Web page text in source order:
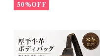
ックサック 通勤 自転車 出
パソコンバック レザー 高
級感 おしゃれ 薄型 大きめ
50%OFF